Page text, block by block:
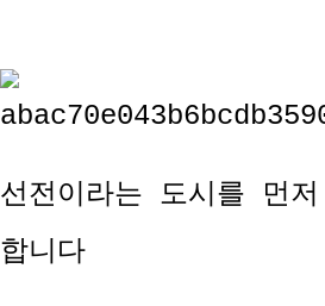
선전이라는 도시를 먼
합니다